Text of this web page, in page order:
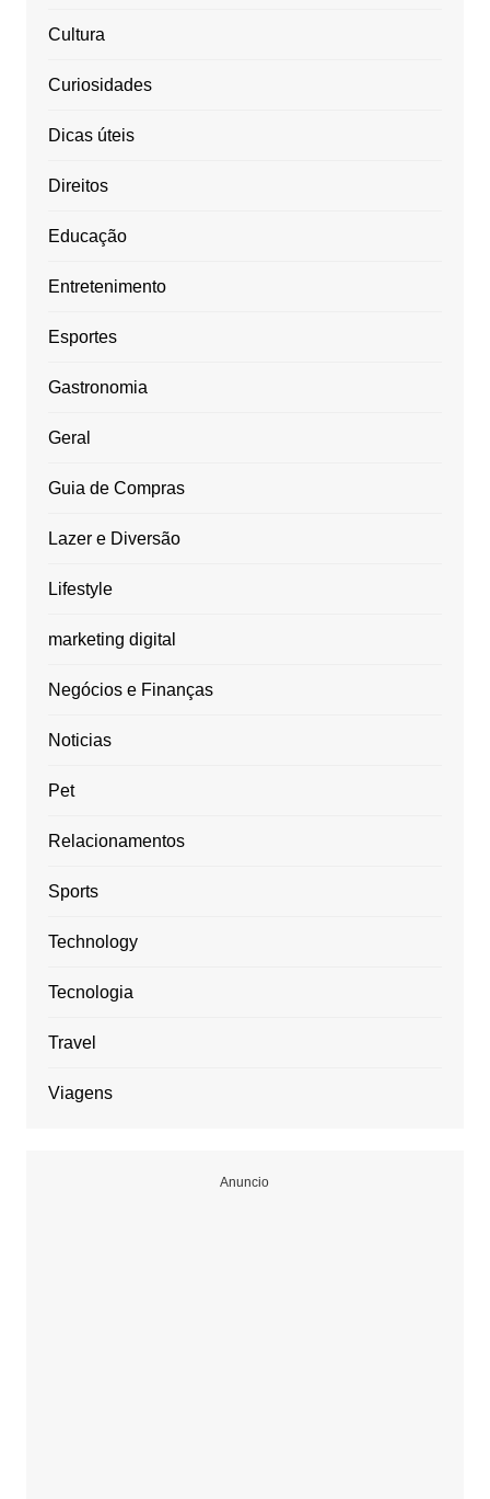
Cultura
Curiosidades
Dicas úteis
Direitos
Educação
Entretenimento
Esportes
Gastronomia
Geral
Guia de Compras
Lazer e Diversão
Lifestyle
marketing digital
Negócios e Finanças
Noticias
Pet
Relacionamentos
Sports
Technology
Tecnologia
Travel
Viagens
Anuncio